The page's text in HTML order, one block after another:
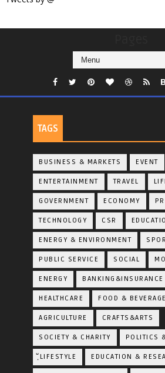
TAGS
BUSINESS & MARKETS EVENT
ENTERTAINMENT TRAVEL
GOVERNMENT ECONOMY
TECHNOLOGY CSR
ENERGY & ENVIRONMENT
PUBLIC SERVICE SOCIAL
ENERGY BANKING&INSURANCE
HEALTHCARE FOOD & BEVERAGE
AGRICULTURE CRAFTS&ARTS
SOCIETY & CHARITY POLITICS
ฺัLIFESTYLE EDUCATION &